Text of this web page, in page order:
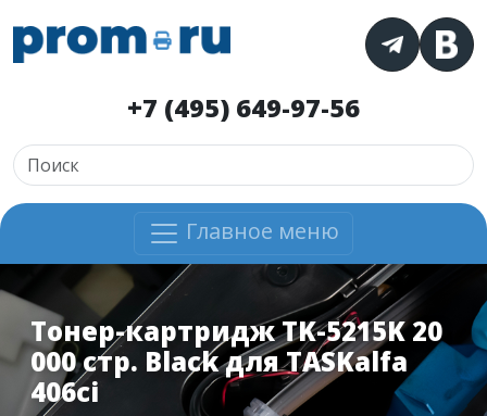
+7 (495) 649-97-56
Главное меню
Тонер-картридж TK-5215K 20
000 стр. Black для TASKalfa
406ci